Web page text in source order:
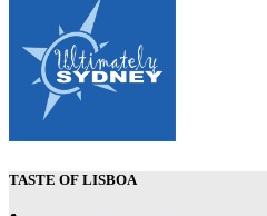
TASTE OF LISBOA